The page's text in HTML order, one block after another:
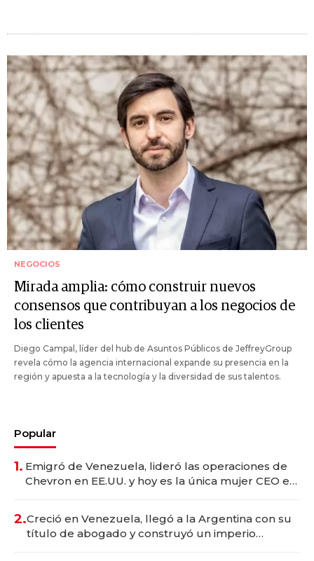
NEGOCIOS
Mirada amplia: cómo construir nuevos
consensos que contribuyan a los negocios de
los clientes
Diego Campal, líder del hub de Asuntos Públicos de JeffreyGroup
revela cómo la agencia internacional expande su presencia en la
región y apuesta a la tecnología y la diversidad de sus talentos.
Popular
1. Emigró de Venezuela, lideró las operaciones de
Chevron en EE.UU. y hoy es la única mujer CEO en
2.Creció en Venezuela, llegó a la Argentina con su
título de abogado y construyó un imperio